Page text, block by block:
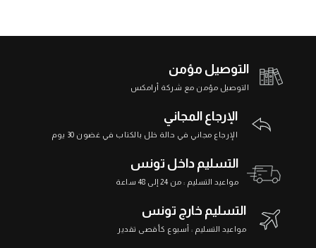
التوصيل مؤمن
التوصيل مؤمن مع شركة أرامكس
الإرجاع المجاني
الإرجاع مجاني في حالة خلل بالكتاب في غضون 30 يوم
التسليم داخل تونس
مواعيد التسليم : من 24 إلى 48 ساعة
التسليم خارج تونس
مواعيد التسليم : أسبوع كأقصى تقدير